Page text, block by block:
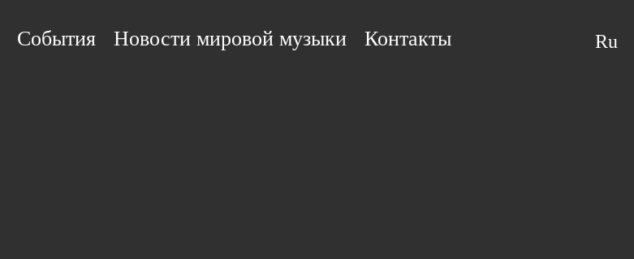
События Новости мировой музыки Контакты Ru